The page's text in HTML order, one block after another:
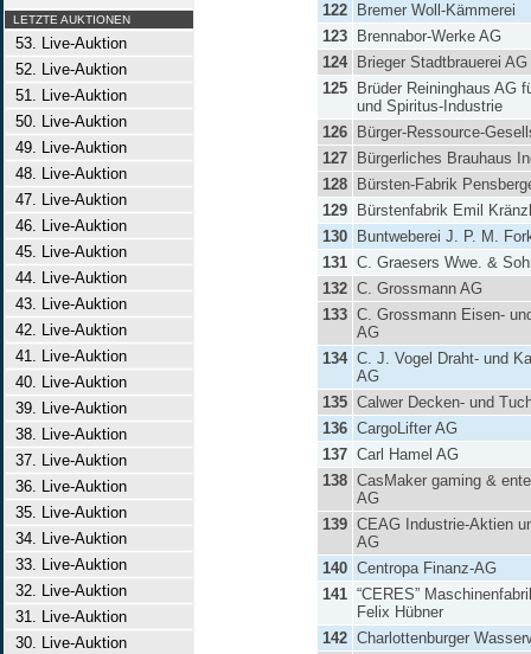
LETZTE AUKTIONEN
53. Live-Auktion
52. Live-Auktion
51. Live-Auktion
50. Live-Auktion
49. Live-Auktion
48. Live-Auktion
47. Live-Auktion
46. Live-Auktion
45. Live-Auktion
44. Live-Auktion
43. Live-Auktion
42. Live-Auktion
41. Live-Auktion
40. Live-Auktion
39. Live-Auktion
38. Live-Auktion
37. Live-Auktion
36. Live-Auktion
35. Live-Auktion
34. Live-Auktion
33. Live-Auktion
32. Live-Auktion
31. Live-Auktion
30. Live-Auktion
122
Bremer Woll-Kämmerei
123
Brennabor-Werke AG
124
Brieger Stadtbrauerei AG
125
Brüder Reininghaus AG
und Spiritus-Industrie
126
Bürger-Ressource-
127
Bürgerliches Brauhaus
128
Bürsten-Fabrik
129
Bürstenfabrik Emil
130
Buntweberei J. P. M.
131 C. Graesers Wwe. &
132 C. Grossmann AG
133 C. Grossmann Eisen-
AG
134 C. J. Vogel Draht- und
AG
135 Calwer Decken- und
136 CargoLifter AG
137 Carl Hamel AG
138 CasMaker gaming &
AG
139 CEAG Industrie-Aktien
AG
140 Centropa Finanz-AG
141 “CERES”
Felix Hübner
142 Charlottenburger